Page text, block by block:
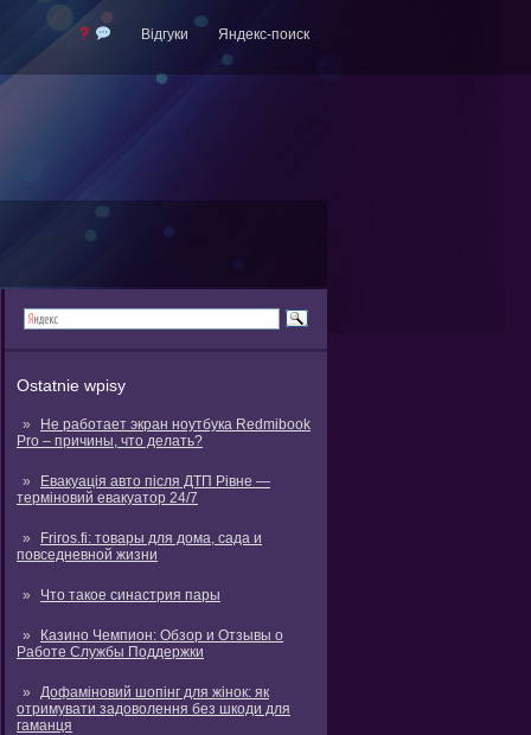
Відгуки Яндекс-поиск
Ostatnie wpisy
Не работает экран ноутбука Redmibook
Pro – причины, что делать?
Евакуація авто після ДТП Рівне —
терміновий евакуатор 24/7
Friros.fi: товары для дома, сада и
повседневной жизни
Что такое синастрия пары
Казино Чемпион: Обзор и Отзывы о
Работе Службы Поддержки
Дофаміновий шопінг для жінок: як
отримувати задоволення без шкоди для
гаманця